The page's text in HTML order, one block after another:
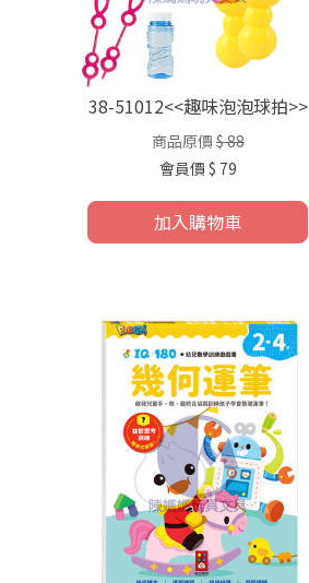
38-51012<<趣味泡泡球拍>>
商品原價 $ 88
會員價 $ 79
加入購物車